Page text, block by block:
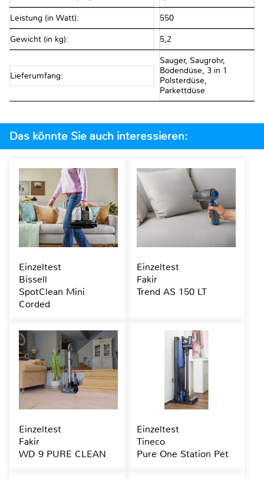
Leistung (in Watt): 550
Gewicht (in kg): 5,2
Lieferumfang:
Sauger, Saugrohr,
Bodendüse, 3 in 1
Polsterdüse,
Parkettdüse
Das könnte Sie auch interessieren:
Einzeltest
Bissell
SpotClean Mini
Corded
Einzeltest
Fakir
Trend AS 150 LT
Einzeltest
Fakir
WD 9 PURE CLEAN
Einzeltest
Tineco
Pure One Station Pet